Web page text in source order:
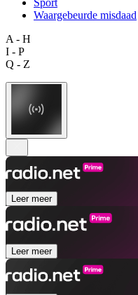
Waargebeurde misdaad
A - H
I - P
Q - Z
Leer meer
Leer meer